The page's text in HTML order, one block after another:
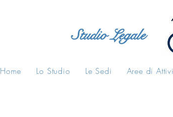
Studio Legale
Home Lo Studio Le Sedi Aree di